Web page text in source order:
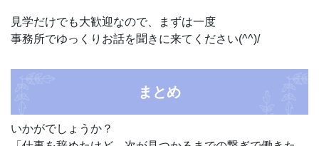
見学だけでも大歓迎なので、まずは一度
事務所でゆっくりお話を聞きに来てください(^^)/
まとめ
いかがでしょうか？